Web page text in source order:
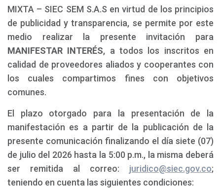
MIXTA – SIEC SEM S.A.S en virtud de los principios
de publicidad y transparencia, se permite por este
medio realizar la presente invitación para
MANIFESTAR INTERÉS, a todos los inscritos en
calidad de proveedores aliados y cooperantes con
los cuales compartimos fines con objetivos
comunes.
El plazo otorgado para la presentación de la
manifestación es a partir de la publicación de la
presente comunicación finalizando el día siete (07)
de julio del 2026 hasta la 5:00 p.m., la misma deberá
ser remitida al correo: juridico@siec.gov.co;
teniendo en cuenta las siguientes condiciones: